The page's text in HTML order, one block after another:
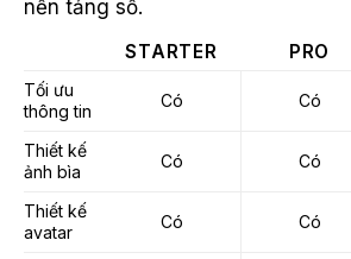
nền tảng số.
STARTER PRO
Tối ưu
thông tin
Có Có
Thiết kế
ảnh bìa
Có Có
Thiết kế
avatar
Có Có